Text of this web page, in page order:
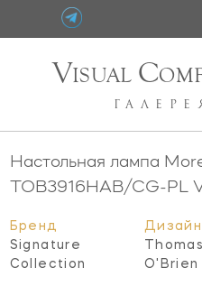
VISUAL C
Настольная лампа
TOB3916HAB/CG-PL
Бренд
Signature
Collection
Thomas
O'Brien